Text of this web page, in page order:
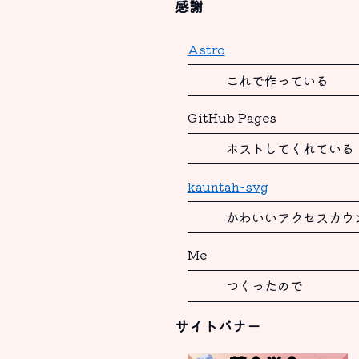
感謝
Astro
これで作っている
GitHub Pages
ホストしてくれている
kauntah-svg
かわいいアクセスカウ
Me
つくったので
サイトバナー